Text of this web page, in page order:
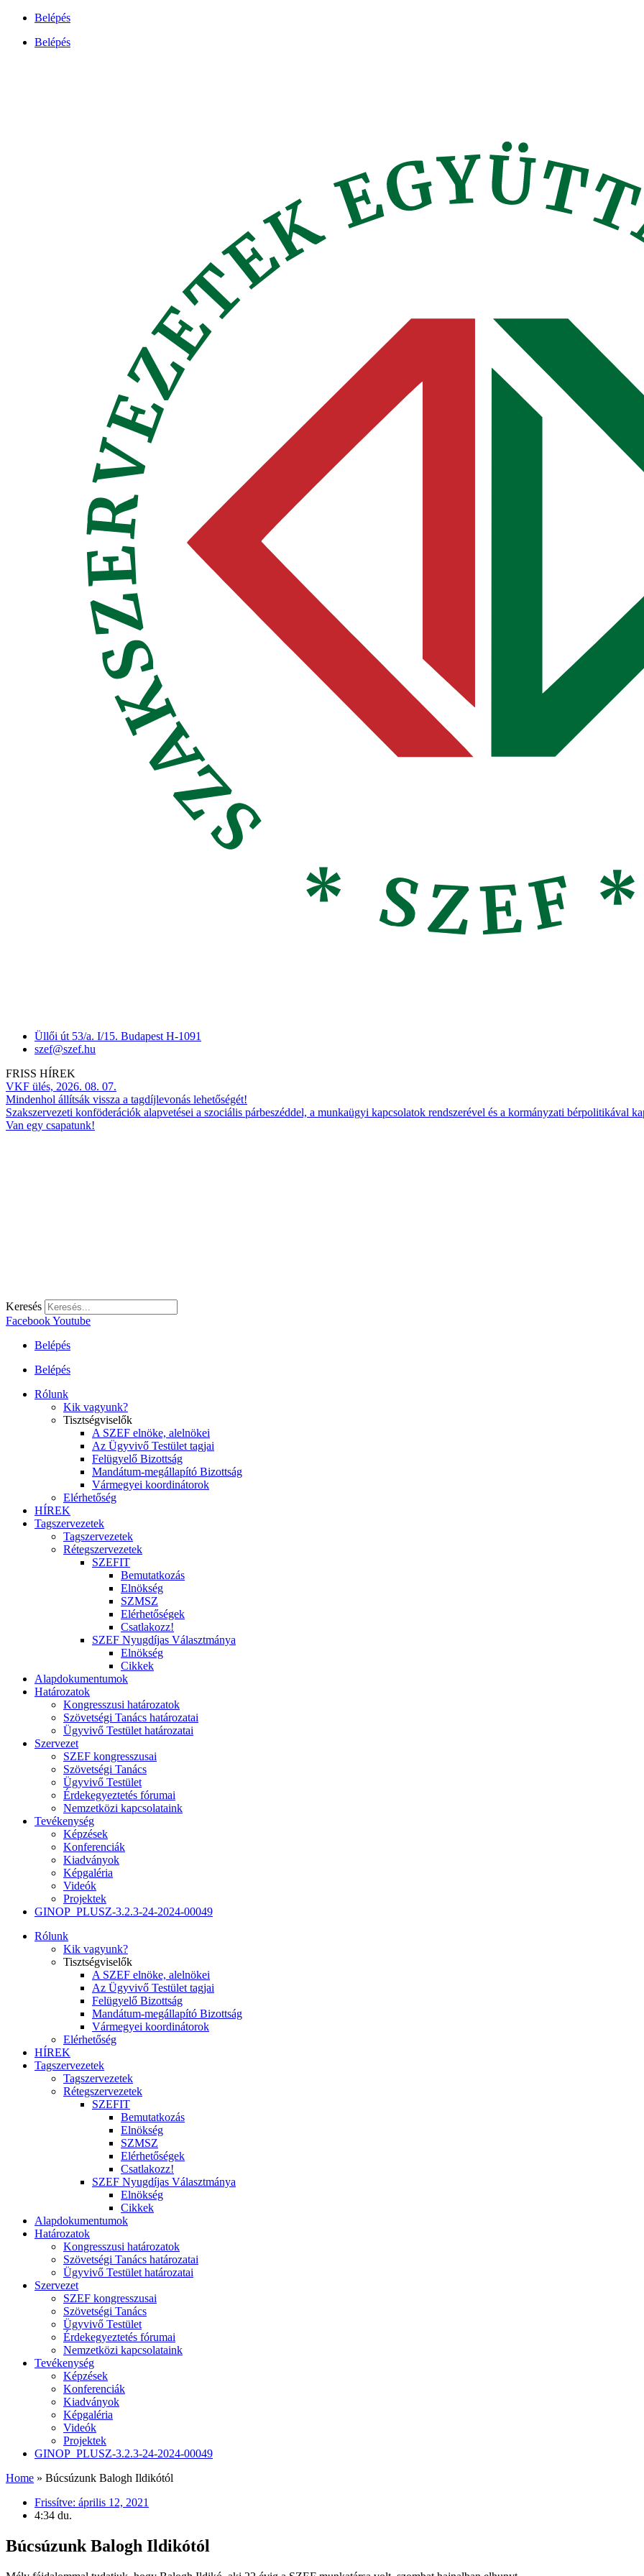
Ugrás
tartalomhoz
Belépés
Belépés
Üllői út 53/a. I/15. Budapest H-1091
szef@szef.hu
FRISS HÍREK
VKF ülés, 2026. 08. 07.
Mindenhol állítsák vissza a tagdíjlevonás lehetőségét!
Szakszervezeti konföderációk alapvetései a szociális párbeszéddel, a munkaügyi kapcsolatok rendszerével és a kormányzati bérpolitikával
Van egy csapatunk!
Keresés
FacebookYoutube
Belépés
Belépés
Rólunk
Kik vagyunk?
Tisztségviselők
A SZEF elnöke, alelnökei
Az Ügyvivő Testület tagjai
Felügyelő Bizottság
Mandátum-megállapító Bizottság
Vármegyei koordinátorok
Elérhetőség
HÍREK
Tagszervezetek
Tagszervezetek
Rétegszervezetek
SZEFIT
Bemutatkozás
Elnökség
SZMSZ
Elérhetőségek
Csatlakozz!
SZEF Nyugdíjas Választmánya
Elnökség
Cikkek
Alapdokumentumok
Határozatok
Kongresszusi határozatok
Szövetségi Tanács határozatai
Ügyvivő Testület határozatai
Szervezet
SZEF kongresszusai
Szövetségi Tanács
Ügyvivő Testület
Érdekegyeztetés fórumai
Nemzetközi kapcsolataink
Tevékenység
Képzések
Konferenciák
Kiadványok
Képgaléria
Videók
Projektek
GINOP_PLUSZ-3.2.3-24-2024-00049
Rólunk
Kik vagyunk?
Tisztségviselők
A SZEF elnöke, alelnökei
Az Ügyvivő Testület tagjai
Felügyelő Bizottság
Mandátum-megállapító Bizottság
Vármegyei koordinátorok
Elérhetőség
HÍREK
Tagszervezetek
Tagszervezetek
Rétegszervezetek
SZEFIT
Bemutatkozás
Elnökség
SZMSZ
Elérhetőségek
Csatlakozz!
SZEF Nyugdíjas Választmánya
Elnökség
Cikkek
Alapdokumentumok
Határozatok
Kongresszusi határozatok
Szövetségi Tanács határozatai
Ügyvivő Testület határozatai
Szervezet
SZEF kongresszusai
Szövetségi Tanács
Ügyvivő Testület
Érdekegyeztetés fórumai
Nemzetközi kapcsolataink
Tevékenység
Képzések
Konferenciák
Kiadványok
Képgaléria
Videók
Projektek
GINOP_PLUSZ-3.2.3-24-2024-00049
Home » Búcsúzunk Balogh Ildikótól
Frissítve: április 12, 2021
4:34 du.
Búcsúzunk Balogh Ildikótól